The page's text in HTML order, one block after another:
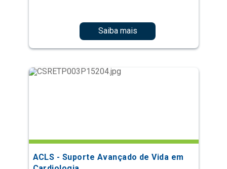
Saiba mais
ACLS - Suporte Avançado de Vida em